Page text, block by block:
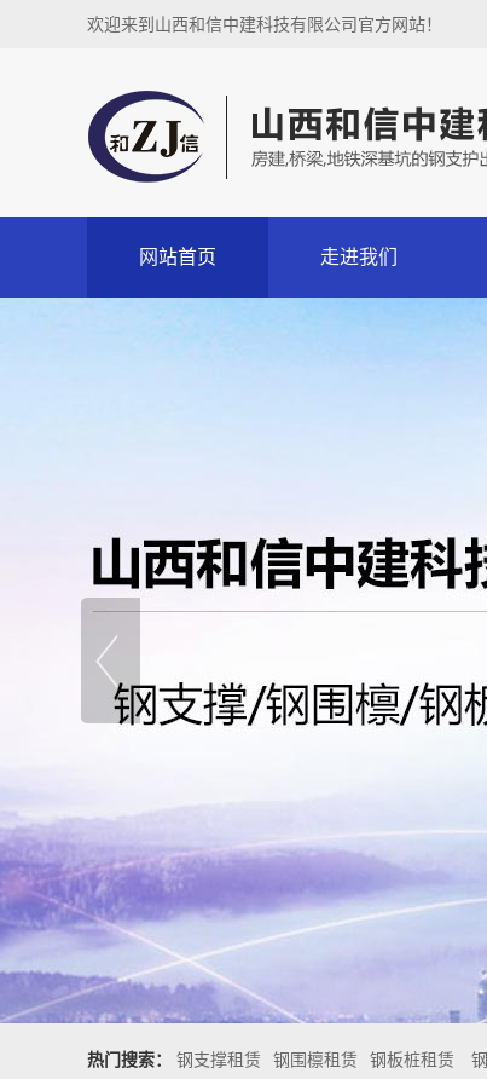
欢迎来到山西和信中建科技有限公司官方网站！
网站首页 走进我们
热门搜索： 钢支撑租赁 钢围檩租赁 钢板桩租赁